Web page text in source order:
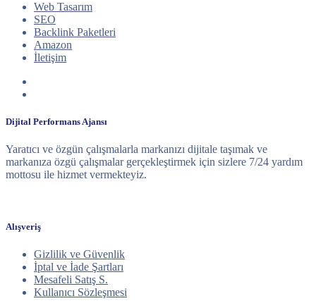
Web Tasarım
SEO
Backlink Paketleri
Amazon
İletişim
Dijital Performans Ajansı
Yaratıcı ve özgün çalışmalarla markanızı dijitale taşımak ve
markanıza özgü çalışmalar gerçekleştirmek için sizlere 7/24 yardım
mottosu ile hizmet vermekteyiz.
Alışveriş
Gizlilik ve Güvenlik
İptal ve İade Şartları
Mesafeli Satış S.
Kullanıcı Sözleşmesi